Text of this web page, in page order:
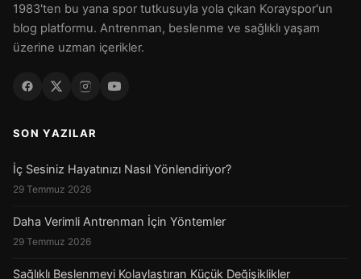
1983'ten bu yana spor tutkusuyla yola çıkan Korayspor'un
blog platformu. Antrenman, beslenme ve sağlıklı yaşam
üzerine uzman içerikler.
SON YAZILAR
İç Sesiniz Hayatınızı Nasıl Yönlendiriyor?
29 Temmuz 2026
Daha Verimli Antrenman İçin Yöntemler
29 Temmuz 2026
Sağlıklı Beslenmeyi Kolaylaştıran Küçük Değişiklikler